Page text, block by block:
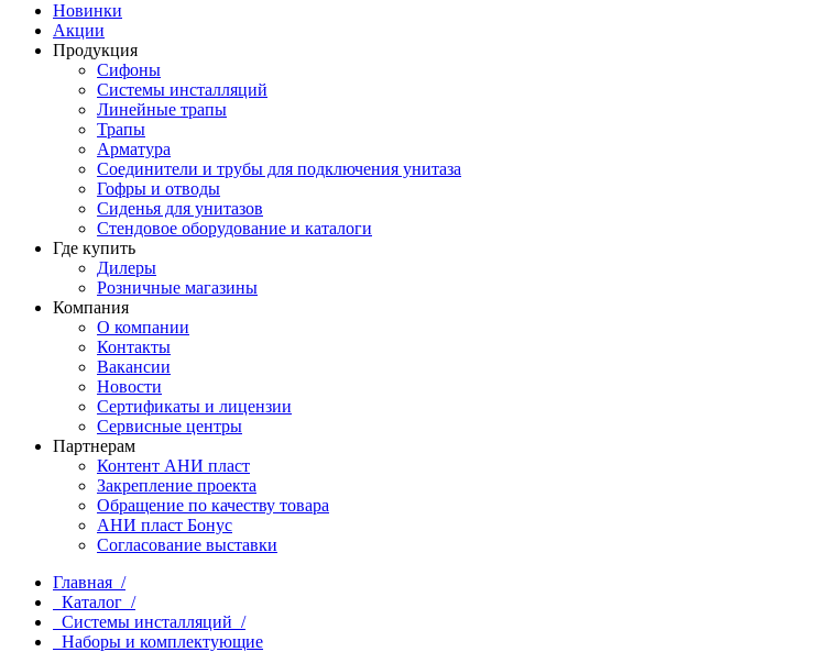
Новинки
Акции
Продукция
Сифоны
Системы инсталляций
Линейные трапы
Трапы
Арматура
Соединители и трубы для подключения унитаза
Гофры и отводы
Сиденья для унитазов
Стендовое оборудование и каталоги
Где купить
Дилеры
Розничные магазины
Компания
О компании
Контакты
Вакансии
Новости
Сертификаты и лицензии
Сервисные центры
Партнерам
Контент АНИ пласт
Закрепление проекта
Обращение по качеству товара
АНИ пласт Бонус
Согласование выставки
Главная /
Каталог /
Системы инсталляций /
Наборы и комплектующие